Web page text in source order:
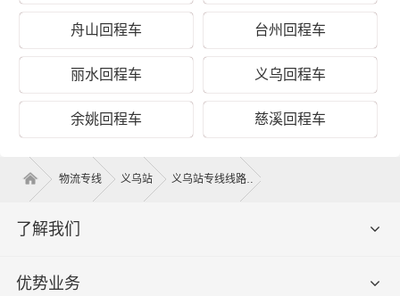
备注
川县运输的一个估算报价，仅供参
考，具体运输时效可能受到天气等其
他外部因素影响
公司可调配车辆千余辆，运输车辆均安装GPS卫星定位系
统，全程透明可视化操作。我们车型丰富，有平板车、甩
挂厢式车、飞翼车（分单双）、仓栅式高栏车、集装箱，
车长有2.8米、3.8米、4.2米、4.8米、5.2米、6.2米、6.8
米、13米、13.7米、15米、16米、17.5米，车宽有1.8米、
舟山回程车 台州回程车
丽水回程车 义乌回程车
余姚回程车 慈溪回程车
物流专线 义乌站 义乌站专线线路
了解我们
优势业务